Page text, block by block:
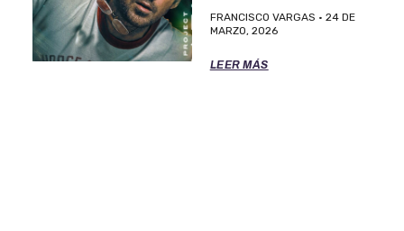
FRANCISCO VARGAS
24 DE
MARZO, 2026
LEER MÁS